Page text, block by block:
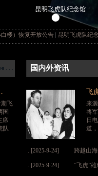
昆明飞虎队纪念馆
复开放公告|昆明飞虎队纪念馆（小
飞
国
席
队
国内外资讯
飞
来
将
日
道
. [2025-9-24] 跨越山
. [2025-9-24] “飞虎”